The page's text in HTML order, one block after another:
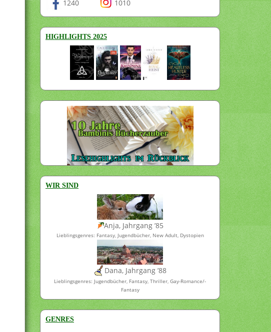
1240 1010
HIGHLIGHTS 2025
WIR SIND
Anja, Jahrgang ’85
Lieblingsgenres: Fantasy, Jugendbücher, New Adult, Dystopien
Dana, Jahrgang ’88
Lieblingsgenres: Jugendbücher, Fantasy, Thriller, Gay-Romance/-
Fantasy
GENRES